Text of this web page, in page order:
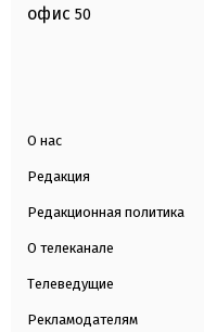
офис 50
О нас
Редакция
Редакционная политика
О телеканале
Телеведущие
Рекламодателям